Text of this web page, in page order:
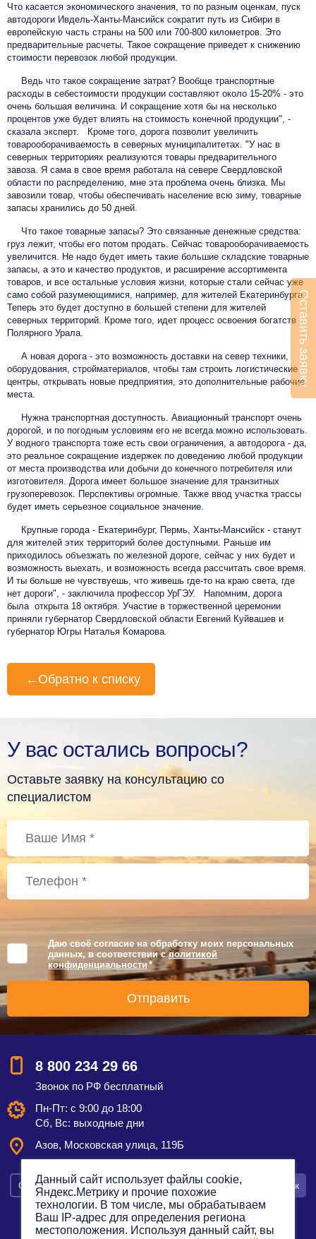
Что касается экономического значения, то по разным оценкам, пуск
автодороги Ивдель-Ханты-Мансийск сократит путь из Сибири в
европейскую часть страны на 500 или 700-800 километров. Это
предварительные расчеты. Такое сокращение приведет к снижению
стоимости перевозок любой продукции.
Ведь что такое сокращение затрат? Вообще транспортные
расходы в себестоимости продукции составляют около 15-20% - это
очень большая величина. И сокращение хотя бы на несколько
процентов уже будет влиять на стоимость конечной продукции", -
сказала эксперт. Кроме того, дорога позволит увеличить
товарооборачиваемость в северных муниципалитетах. "У нас в
северных территориях реализуются товары предварительного
завоза. Я сама в свое время работала на севере Свердловской
области по распределению, мне эта проблема очень близка. Мы
завозили товар, чтобы обеспечивать население всю зиму, товарные
запасы хранились до 50 дней.
Что такое товарные запасы? Это связанные денежные средства:
груз лежит, чтобы его потом продать. Сейчас товарооборачиваемость
увеличится. Не надо будет иметь такие большие складские товарные
запасы, а это и качество продуктов, и расширение ассортимента
товаров, и все остальные условия жизни, которые стали сейчас уже
само собой разумеющимися, например, для жителей Екатеринбурга.
Теперь это будет доступно в большей степени для жителей
северных территорий. Кроме того, идет процесс освоения богатств
Полярного Урала.
А новая дорога - это возможность доставки на север техники,
оборудования, стройматериалов, чтобы там строить логистические
центры, открывать новые предприятия, это дополнительные рабочие
места.
Нужна транспортная доступность. Авиационный транспорт очень
дорогой, и по погодным условиям его не всегда можно использовать.
У водного транспорта тоже есть свои ограничения, а автодорога - да,
это реальное сокращение издержек по доведению любой продукции
от места производства или добычи до конечного потребителя или
изготовителя. Дорога имеет большое значение для транзитных
грузоперевозок. Перспективы огромные. Также ввод участка трассы
будет иметь серьезное социальное значение.
Крупные города - Екатеринбург, Пермь, Ханты-Мансийск - станут
для жителей этих территорий более доступными. Раньше им
приходилось объезжать по железной дороге, сейчас у них будет и
возможность выехать, и возможность всегда рассчитать свое время.
И ты больше не чувствуешь, что живешь где-то на краю света, где
нет дороги", - заключила профессор УрГЭУ. Напомним, дорога
была открыта 18 октября. Участие в торжественной церемонии
приняли губернатор Свердловской области Евгений Куйвашев и
губернатор Югры Наталья Комарова.
← Обратно к списку
У вас остались вопросы?
Оставьте заявку на консультацию со
специалистом
Даю своё согласие на обработку моих персональных
данных, в соответствии сполитикой
конфиденциальности *
8 800 234 29 66
Звонок по РФ бесплатный
Пн-Пт: с 9:00 до 18:00
Сб, Вс: выходные дни
Азов, Московская улица, 119Б
Смотреть на карте Оставить заявку Заказать звонок
Оставить заявку
Данный сайт использует файлы cookie,
Яндекс.Метрику и прочие похожие
технологии. В том числе, мы обрабатываем
Ваш IP-адрес для определения региона
местоположения. Используя данный сайт, вы